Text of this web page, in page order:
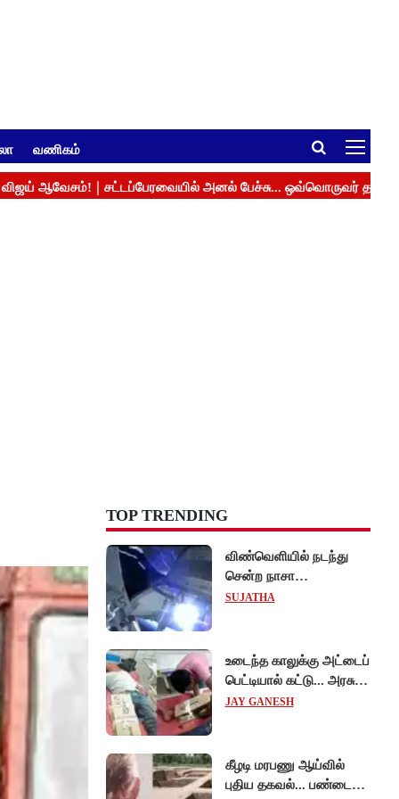
வணிகம்
TOP TRENDING
விண்வெளியில் நடந்து
சென்ற நாசா
விஞ்ஞானிகள்
SUJATHA
உடைந்த காலுக்கு அட்டைப்
பெட்டியால் கட்டு... அரசு
மருத்துவமனையில்
JAY GANESH
கீழடி மரபணு ஆய்வில்
புதிய தகவல்... பண்டைய